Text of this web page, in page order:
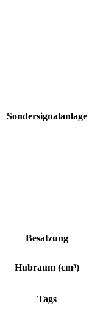
Sondersignalanlage
Besatzung
Hubraum (cm³)
Tags